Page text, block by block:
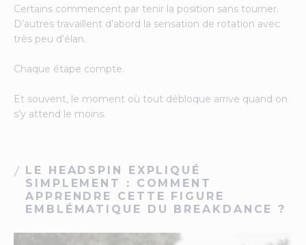
Certains commencent par tenir la position sans tourner.
D’autres travaillent d’abord la sensation de rotation avec
très peu d’élan.
Chaque étape compte.
Et souvent, le moment où tout débloque arrive quand on
s’y attend le moins.
LE HEADSPIN EXPLIQUÉ
SIMPLEMENT : COMMENT
APPRENDRE CETTE FIGURE
EMBLÉMATIQUE DU BREAKDANCE ?